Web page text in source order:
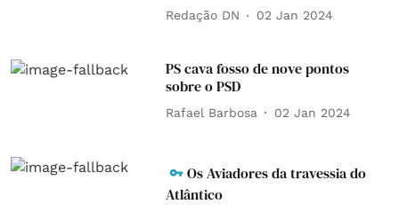
Redação DN 02 Jan 2024
PS cava fosso de nove pontos
sobre o PSD
Rafael Barbosa 02 Jan 2024
Os Aviadores da travessia do
Atlântico